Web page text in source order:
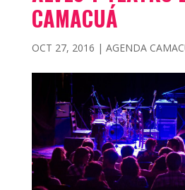
CAMACUÁ
OCT 27, 2016 | AGENDA